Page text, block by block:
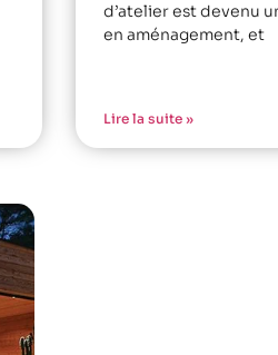
d’atelier est devenu
en aménagement, et
Lire la suite »